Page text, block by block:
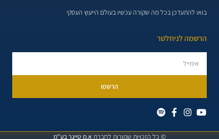
בואו להתעדכן בכל מה שקורה עכשיו בעולם הייעוץ העסקי
הרשמה לניוזלטר
הרשמו
© כל הזכויות שמורות לחברת א.מ טייגר בע"מ